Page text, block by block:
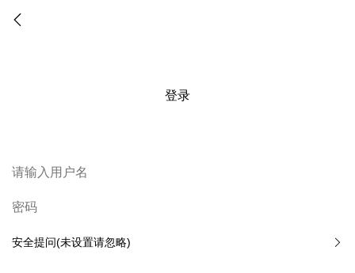
登录
安全提问(未设置请忽略)